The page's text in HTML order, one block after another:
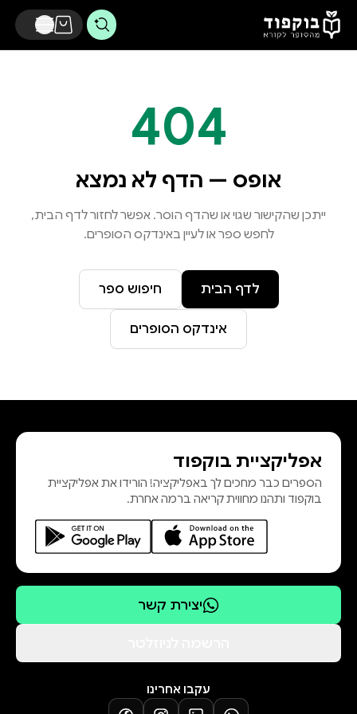
דלג לתוכן הראשי
404
אופס — הדף לא נמצא
ייתכן שהקישור שגוי או שהדף הוסר. אפשר לחזור לדף הבית,
לחפש ספר או לעיין באינדקס הסופרים.
לדף הבית חיפוש ספר
אינדקס הסופרים
אפליקציית בוקפוד
הספרים כבר מחכים לך באפליקציה! הורידו את אפליקציית
בוקפוד ותהנו מחווית קריאה ברמה אחרת.
יצירת קשר
עקבו אחרינו